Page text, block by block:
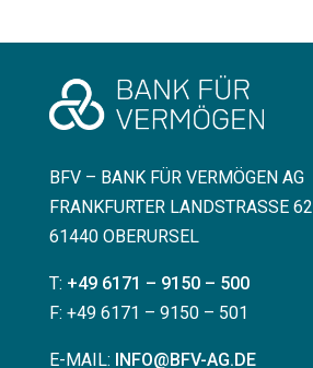
BFV – BANK FÜR VERMÖGEN AG
FRANKFURTER LANDSTRASSE 62 A
61440 OBERURSEL
T: +49 6171 – 9150 – 500
F: +49 6171 – 9150 – 501
E-MAIL: INFO@BFV-AG.DE